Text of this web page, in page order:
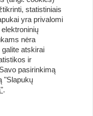
geriausius
statistiniais
yra privalomi
nėra
atskirai
ir
pasirinkimą
"Slapukų
.